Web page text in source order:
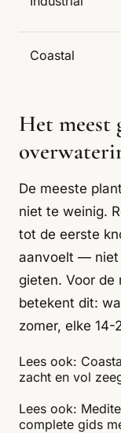
Coastal
Het meest
De meeste
niet te weinig.
tot de eerste
aanvoelt — niet
gieten. Voor de
betekent dit:
zomer, elke 14-
Lees ook:
zacht en vol
Lees ook:
complete gids